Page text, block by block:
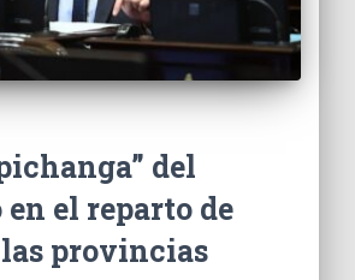
del
en el reparto de
provincias